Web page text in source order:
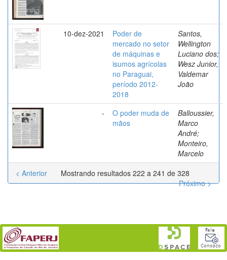
10-dez-2021
Poder de
mercado no setor
de máquinas e
isumos agrícolas
no Paraguai,
período 2012-
2018
Santos,
Wellington
Luciano dos;
Wesz Junior,
Valdemar
João
-
O poder muda de
mãos
Balloussier,
Marco
André;
Monteiro,
Marcelo
Mostrando resultados 222 a 241 de 328
< Anterior
Próximo >